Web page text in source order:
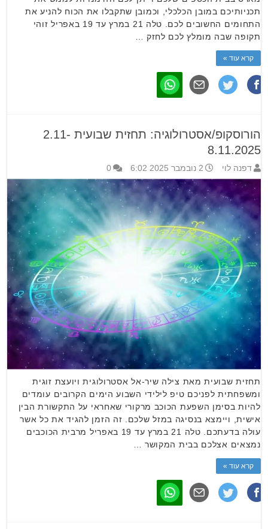
תכניותיכם במובן הכלכלי, וכמובן שתקבלו את הכוח להניע את
התחומים החשובים לכם. טלה 21 במרץ עד 19 באפריל זוהי
תקופה שבה מומלץ לכם לחזק …
קרא עוד »
הורוסקופ/אסטרולוגיה: תחזית שבועית 2.11-
8.11.2025
דפנה לוי 2 נובמבר 2025 6:02 0
תחזית שבועית מאת צילה שיר-אל אסטרולוגית ויועצת זוגית
ומשפחתית לפניכם טיפ לילידי השבוע הימים הקרובים עומדים
להיות בסימן השפעת הכוכב מרקורי שאחראי על התקשורת הבין
אישית, ויימצא בנסיגה במזל שלכם. זה הזמן להגיד את כל אשר
עולה בדעתכם. טלה 21 במרץ עד 19 באפריל מרבית הכוכבים
נמצאים אצלכם בבית המקושר …
קרא עוד »